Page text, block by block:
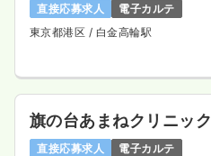
直接応募求人
電子カルテ
東京都港区 / 白金高輪駅
旗の台あまねクリニック
直接応募求人
電子カルテ